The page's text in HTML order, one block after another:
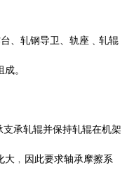
、轧钢导卫、轨座﹑轧辊
。
承轧辊并保持轧辊在机架
大﹐因此要求轴承摩擦系